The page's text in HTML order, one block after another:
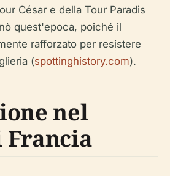
César e della Tour Paradis
quest'epoca, poiché il
rafforzato per resistere
(spottinghistory.com).
nel
Francia